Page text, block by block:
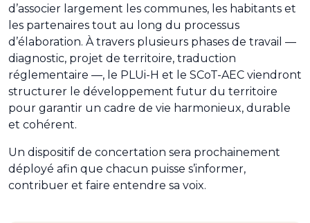
d’associer largement les communes, les habitants et
les partenaires tout au long du processus
d’élaboration. À travers plusieurs phases de travail —
diagnostic, projet de territoire, traduction
réglementaire —, le PLUi-H et le SCoT-AEC viendront
structurer le développement futur du territoire
pour garantir un cadre de vie harmonieux, durable
et cohérent.
Un dispositif de concertation sera prochainement
déployé afin que chacun puisse s’informer,
contribuer et faire entendre sa voix.